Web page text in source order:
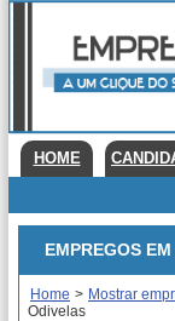
HOME
EMPREGOS EM
Home > Mostrar
Odivelas